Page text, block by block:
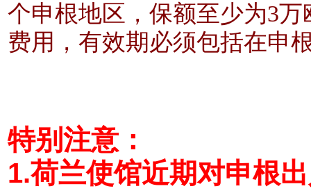
个申根地区，保额至少为3万
费用，有效期必须包括在申
特别注意：
1.荷兰使馆近期对申根